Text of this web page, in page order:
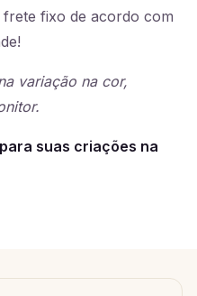
fixo de acordo com
variação na cor,
suas criações na